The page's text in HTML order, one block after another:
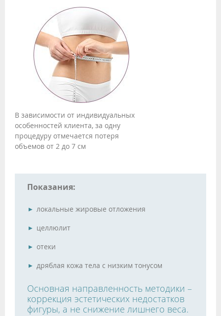
В зависимости от индивидуальных
особенностей клиента, за одну
процедуру отмечается потеря
объемов от 2 до 7 см
Показания:
локальные жировые отложения
целлюлит
отеки
дряблая кожа тела с низким тонусом
Основная направленность методики –
коррекция эстетических недостатков
фигуры, а не снижение лишнего веса.